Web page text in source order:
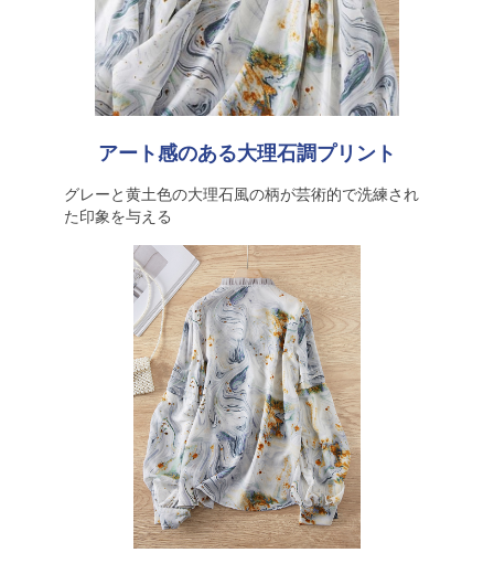
アート感のある大理石調プリント
グレーと黄土色の大理石風の柄が芸術的で洗練され
た印象を与える